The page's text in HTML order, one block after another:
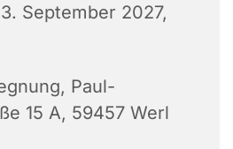
September 2027,
Paul-
15 A, 59457 Werl